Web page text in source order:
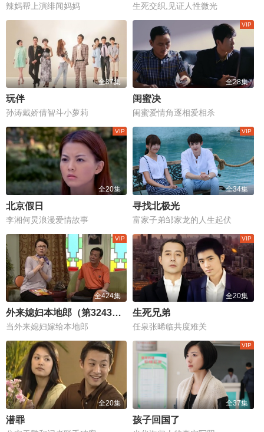
辣妈帮上演绯闻妈妈 生死交织,见证人性微光
全37集
玩伴
孙涛戴娇倩智斗小萝莉
全28集
闺蜜决
闺蜜爱情角逐相爱相杀
全20集
北京假日
李湘何炅浪漫爱情故事
全34集
寻找北极光
富家子弟邹家龙的人生起伏
全424集
外来媳妇本地郎（第3243集-第3666集）
当外来媳妇嫁给本地郎
全20集
生死兄弟
任泉张晞临共度难关
全20集
潜罪
全37集
孩子回国了